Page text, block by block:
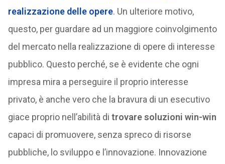
realizzazione delle opere. Un ulteriore motivo,
questo, per guardare ad un maggiore coinvolgimento
del mercato nella realizzazione di opere di interesse
pubblico. Questo perché, se è evidente che ogni
impresa mira a perseguire il proprio interesse
privato, è anche vero che la bravura di un esecutivo
giace proprio nell’abilità di trovare soluzioni win-win
capaci di promuovere, senza spreco di risorse
pubbliche, lo sviluppo e l’innovazione. Innovazione